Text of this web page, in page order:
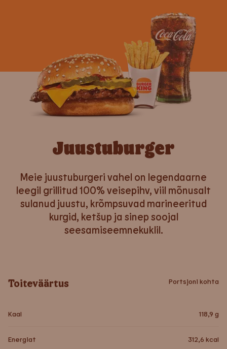
Juustuburger
Meie juustuburgeri vahel on legendaarne
leegil grillitud 100% veisepihv, viil mõnusalt
sulanud juustu, krõmpsuvad marineeritud
kurgid, ketšup ja sinep soojal
seesamiseemnekuklil.
Toiteväärtus Portsjoni kohta
Kaal 118,9 g
Energiat 312,6 kcal